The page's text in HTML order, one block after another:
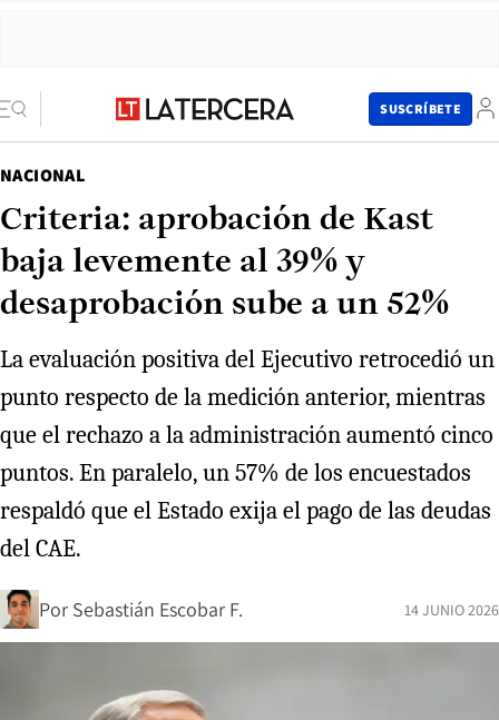
SUSCRÍBETE
NACIONAL
Criteria: aprobación de Kast
baja levemente al 39% y
desaprobación sube a un 52%
La evaluación positiva del Ejecutivo retrocedió un
punto respecto de la medición anterior, mientras
que el rechazo a la administración aumentó cinco
puntos. En paralelo, un 57% de los encuestados
respaldó que el Estado exija el pago de las deudas
del CAE.
Por Sebastián Escobar F. 14 JUNIO 2026